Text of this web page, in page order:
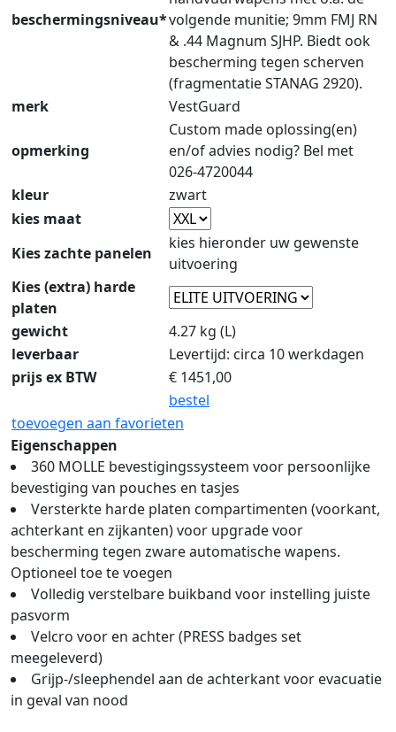
beschermingsniveau*volgende munitie; 9mm FMJ RN
& .44 Magnum SJHP. Biedt ook
bescherming tegen scherven
(fragmentatie STANAG 2920).
merk
VestGuard
opmerking
Custom made oplossing(en)
en/of advies nodig? Bel met
026-4720044
kleur
zwart
kies maat
Kies zachte panelen
kies hieronder uw gewenste
uitvoering
Kies (extra) harde
platen
gewicht
4.27 kg (L)
leverbaar
Levertijd: circa 10 werkdagen
prijs ex BTW
€ 1451,00
bestel
toevoegen aan favorieten
Eigenschappen
360 MOLLE bevestigingssysteem voor persoonlijke
bevestiging van pouches en tasjes
Versterkte harde platen compartimenten (voorkant,
achterkant en zijkanten) voor upgrade voor
bescherming tegen zware automatische wapens.
Optioneel toe te voegen
Volledig verstelbare buikband voor instelling juiste
pasvorm
Velcro voor en achter (PRESS badges set
meegeleverd)
Grijp-/sleephendel aan de achterkant voor evacuatie
in geval van nood